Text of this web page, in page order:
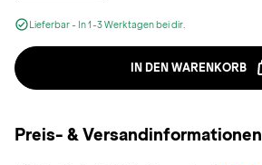
Lieferbar - In 1-3 Werktagen bei dir.
IN DEN WARENKORB
Preis- & Versandinformationen